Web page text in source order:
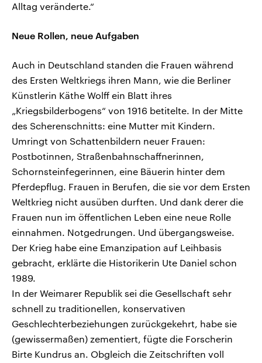
Alltag veränderte.“
Neue Rollen, neue Aufgaben
Auch in Deutschland standen die Frauen während
des Ersten Weltkriegs ihren Mann, wie die Berliner
Künstlerin Käthe Wolff ein Blatt ihres
„Kriegsbilderbogens“ von 1916 betitelte. In der Mitte
des Scherenschnitts: eine Mutter mit Kindern.
Umringt von Schattenbildern neuer Frauen:
Postbotinnen, Straßenbahnschaffnerinnen,
Schornsteinfegerinnen, eine Bäuerin hinter dem
Pferdepflug. Frauen in Berufen, die sie vor dem Ersten
Weltkrieg nicht ausüben durften. Und dank derer die
Frauen nun im öffentlichen Leben eine neue Rolle
einnahmen. Notgedrungen. Und übergangsweise.
Der Krieg habe eine Emanzipation auf Leihbasis
gebracht, erklärte die Historikerin Ute Daniel schon
1989.
In der Weimarer Republik sei die Gesellschaft sehr
schnell zu traditionellen, konservativen
Geschlechterbeziehungen zurückgekehrt, habe sie
(gewissermaßen) zementiert, fügte die Forscherin
Birte Kundrus an. Obgleich die Zeitschriften voll